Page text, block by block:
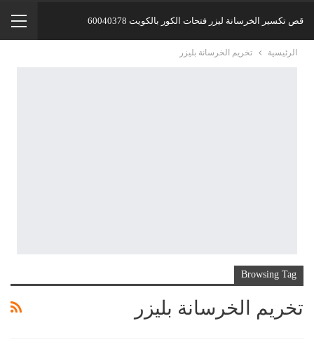
قص تكسير الخرسانة ليزر فتحات الكور بالكويت 60040378
الرئيسية تخريم الخرسانة بليزر
Browsing Tag
تخريم الخرسانة بليزر